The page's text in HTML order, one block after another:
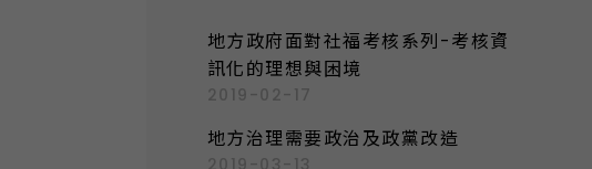
地方政府面對社福考核系列-考核資
訊化的理想與困境
2019-02-17
地方治理需要政治及政黨改造
2019-03-13